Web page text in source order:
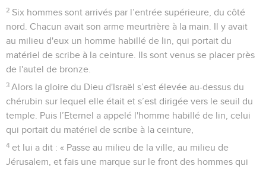
2 Six hommes sont arrivés par l’entrée supérieure, du côté
nord. Chacun avait son arme meurtrière à la main. Il y avait
au milieu d'eux un homme habillé de lin, qui portait du
matériel de scribe à la ceinture. Ils sont venus se placer près
de l'autel de bronze.
3 Alors la gloire du Dieu d'Israël s’est élevée au-dessus du
chérubin sur lequel elle était et s’est dirigée vers le seuil du
temple. Puis l’Eternel a appelé l'homme habillé de lin, celui
qui portait du matériel de scribe à la ceinture,
4 et lui a dit : « Passe au milieu de la ville, au milieu de
Jérusalem, et fais une marque sur le front des hommes qui